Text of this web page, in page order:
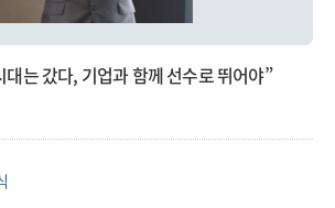
대는 갔다, 기업과 함께 선수로 뛰어야”